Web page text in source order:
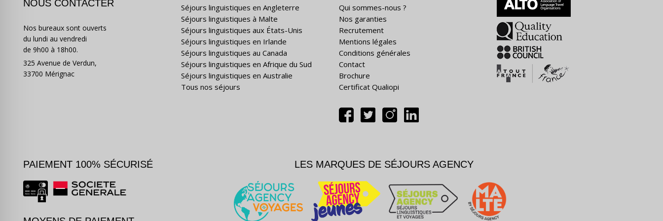
NOUS CONTACTER
Nos bureaux sont ouverts
du lundi au vendredi
de 9h00 à 18h00.
325 Avenue de Verdun,
33700 Mérignac
Séjours linguistiques en Angleterre
Séjours linguistiques à Malte
Séjours linguistiques aux États-Unis
Séjours linguistiques en Irlande
Séjours linguistiques au Canada
Séjours linguistiques en Afrique du Sud
Séjours linguistiques en Australie
Tous nos séjours
Qui sommes-nous ?
Nos garanties
Recrutement
Mentions légales
Conditions générales
Contact
Brochure
Certificat Qualiopi
PAIEMENT 100% SÉCURISÉ LES MARQUES DE SÉJOURS AGENCY